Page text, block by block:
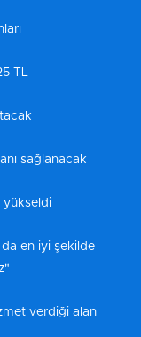
TL
sağlanacak
yükseldi
en iyi şekilde
verdiği alan